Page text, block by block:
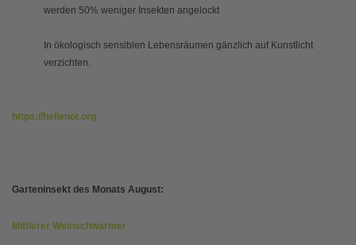
werden 50% weniger Insekten angelockt
In ökologisch sensiblen Lebensräumen gänzlich auf Kunstlicht
verzichten.
https://hellenot.org
Garteninsekt des Monats August:
Mittlerer Weinschwärmer